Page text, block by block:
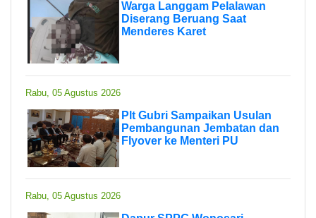
Warga Langgam Pelalawan
Diserang Beruang Saat
Menderes Karet
Rabu, 05 Agustus 2026
Plt Gubri Sampaikan Usulan
Pembangunan Jembatan dan
Flyover ke Menteri PU
Rabu, 05 Agustus 2026